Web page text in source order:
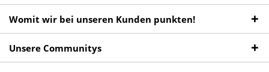
Womit wir bei unseren Kunden punkten!
Unsere Communitys